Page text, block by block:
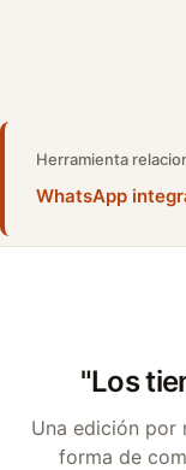
Herramienta
WhatsApp
"Los
Una edición por
forma de